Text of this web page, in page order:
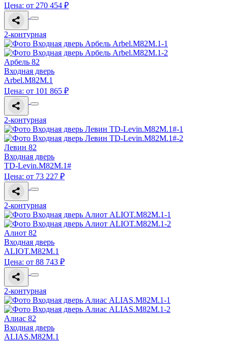
Цена: от 270 454 ₽
2-контурная
Арбель 82
Входная дверь
Arbel.M82M.1
Цена: от 101 865 ₽
2-контурная
Левин 82
Входная дверь
TD-Levin.M82M.1#
Цена: от 73 227 ₽
2-контурная
Алиот 82
Входная дверь
ALIOT.M82M.1
Цена: от 88 743 ₽
2-контурная
Алиас 82
Входная дверь
ALIAS.M82M.1